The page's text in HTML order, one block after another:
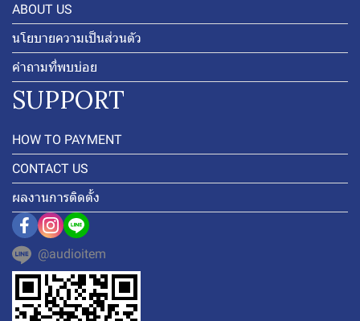
ABOUT US
นโยบายความเป็นส่วนตัว
คำถามที่พบบ่อย
SUPPORT
HOW TO PAYMENT
CONTACT US
ผลงานการติดตั้ง
@audioitem